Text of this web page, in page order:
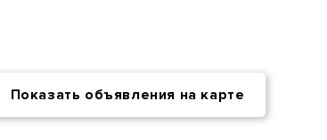
Показать объявления на карте